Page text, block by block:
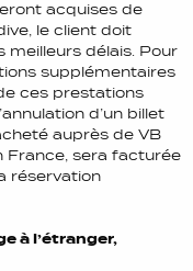
acquises de
le client doit
meilleurs délais. Pour
supplémentaires
ces prestations
d’un billet
auprès de VB
France, sera facturée
réservation
à l’étranger,